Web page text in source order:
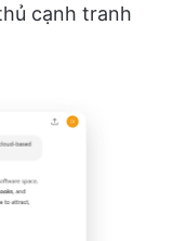
cạnh tranh